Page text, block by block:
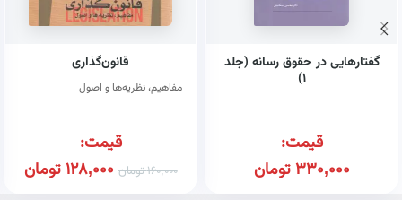
گفتارهایی در حقوق رسانه (جلد
۱)
قیمت:
330,000تومان
قانون‌گذاری
مفاهیم، نظریه‌ها و اصول
قیمت:
160,000تومان 128,000تومان